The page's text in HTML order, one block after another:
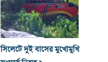
সিলেটে দুই বাসের মুখোমুখি